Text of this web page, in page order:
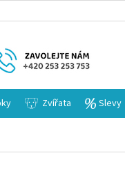
Zvířata Slevy